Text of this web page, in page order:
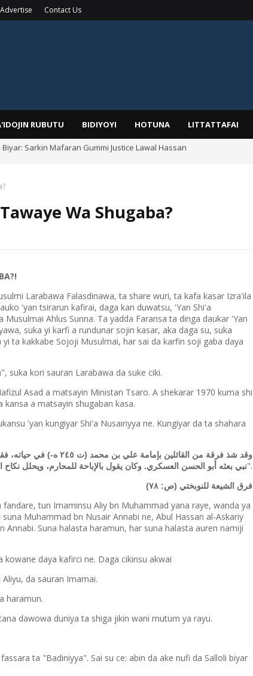
Advertise Contact Us
RUBUTU BIDIYOYI HOTUNA LITTATTAFAI
Alhaji, Barista Hwanarabul Usman Usman Kure Bungudu
Wa Shugaba?
Larabawa Falasdinawa, ta share wuri, ta kafa kasar Izra'ila
'yan tsirarun kafirai, daga kan duwatsu, 'Yan Shi'a
Ahlus Sunna. Ta yadda Faransa ta dinga daukar 'Yan
suka yi karfi a rundunar sojin kasar, aka daga su, suka
ta kakkabe Sojoji Musulmai, har sai da karfin soji gaba daya
suka kori sauran Larabawa da suke ciki.
Asad a matsayin Ministan Tsaro. A shekarar 1970 kuma shi
a matsayin shugaban kasa.
'yan kungiyar Shi'a Nusairiyya ne. Kungiyar da ta shahara
وقد شذ فرقة من القائلين
نبي بعثه أبو الحسن العسكري. وكان يقول بالإباحة للمحارم، ويحلل".
فرق الشيعة للنوبختي (ص: ٧٨)
tun Imaminsu Aliy bn Muhammad yana raye, wanda ya
Muhammad bn Nusair Annabi ne, Abul Hassan al-Askariy
Annabi. Suna halasta haramun, har suna halasta auren namiji
daya kafirci ne. Daga cikinsu akwai
da sauran Imamai.
haramun.
dawowa duniya ta shiga jikin wani mutum ya rayu.
ta "Badiniyya". Sai su ce: abin da ake nufi da Salloli biyar